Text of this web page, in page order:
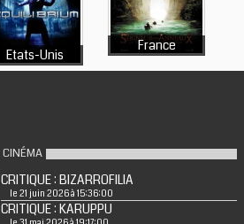
Etats-Unis
France
CINÉMA
CRITIQUE : BIZARROFILIA
le 21 juin 2026 à 15:36:00
CRITIQUE : KARUPPU